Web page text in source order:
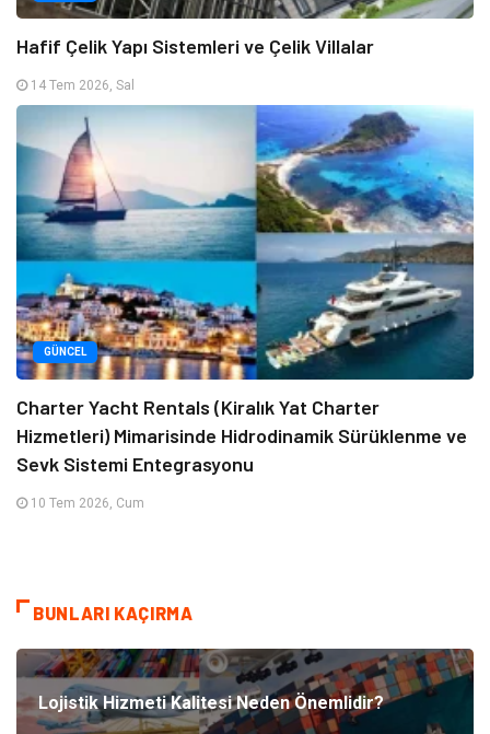
Hafif Çelik Yapı Sistemleri ve Çelik Villalar
14 Tem 2026, Sal
GÜNCEL
Charter Yacht Rentals (Kiralık Yat Charter
Hizmetleri) Mimarisinde Hidrodinamik Sürüklenme ve
Sevk Sistemi Entegrasyonu
10 Tem 2026, Cum
BUNLARI KAÇIRMA
Lojistik Hizmeti Kalitesi Neden Önemlidir?